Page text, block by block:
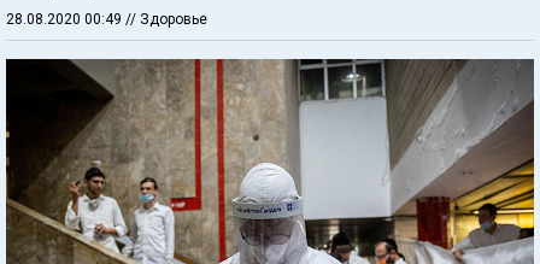
28.08.2020 00:49 // Здоровье